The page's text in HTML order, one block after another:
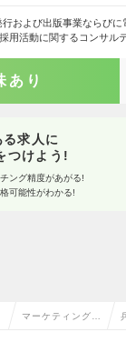
行および出版事業ならび
用活動に関するコンサル
あり
求人に
つけよう!
ング精度があがる!
可能性がわかる!
マーケティングプ